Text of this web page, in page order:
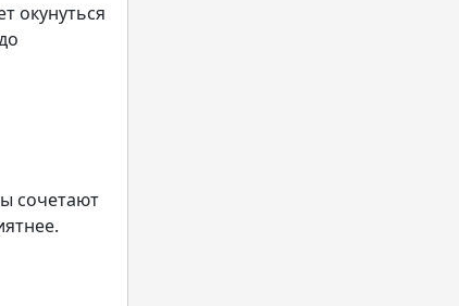
окунуться
сочетают